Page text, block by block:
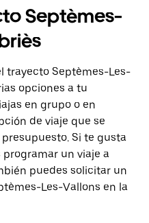
Septèmes-
trayecto Septèmes-Les-
opciones a tu
en grupo o en
de viaje que se
Si te gusta
un viaje a
puedes solicitar un
Les-Vallons en la